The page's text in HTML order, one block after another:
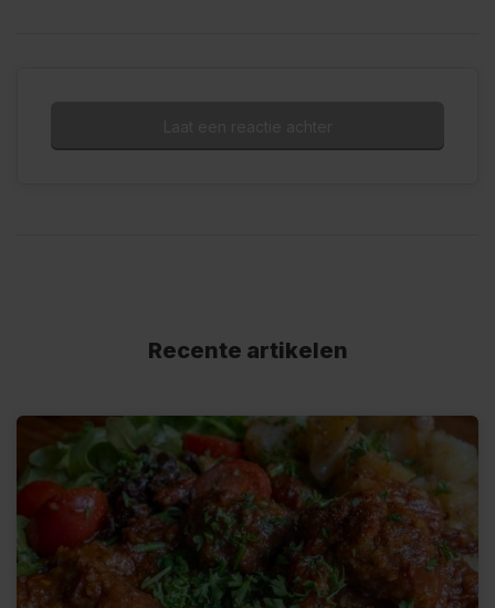
Recente artikelen